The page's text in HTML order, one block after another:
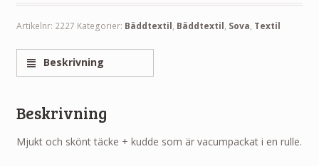
Artikelnr: 2227 Kategorier: Bäddtextil, Bäddtextil, Sova, Textil
Beskrivning
Beskrivning
Mjukt och skönt täcke + kudde som är vacumpackat i en rulle.